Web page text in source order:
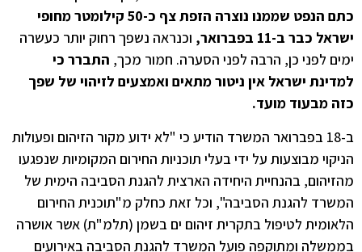
כתם הנפט שממנו נוצרה הזפת צף כ-50 קילומטר מחופי
ישראל כבר ב-11 בפברואר,
וכנראה נשפך רחוק יותר כעשרה
ימים לפני כן, הרבה לפני הסערה. חמור מכך, התברר כי
למדינת ישראל אין ניטור מתאים ואמצעים לזיהוי של שפך
כזה מבעוד מועד.
ב-18 בפברואר המשרד הודיע כי "לא ידוע מקור הזיהום ופעולות
הניקוי מבוצעות על ידי בעלי תוכניות החירום המקומיות שנפגעו
מהזיהום, בהנחיית היחידה הארצית להגנת הסביבה הימית של
המשרד להגנת הסביבה", וכל זאת כחלק מ"תוכנית החירום
הלאומית לטיפול בתקרית זיהום ים בשמן (תלמ"ת) אשר אושרה
בממשלה ומתוקפה פועל המשרד להגנת הסביבה באירועים